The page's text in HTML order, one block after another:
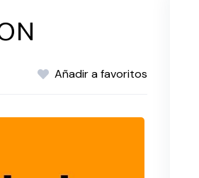
Añadir a favoritos